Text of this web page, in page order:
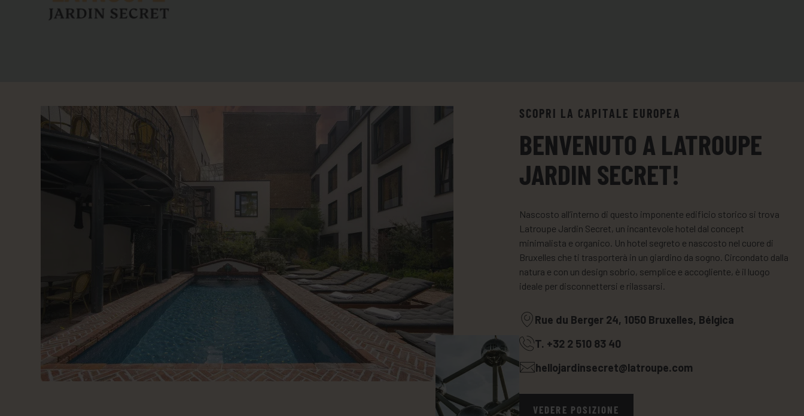
SCOPRI LA CAPITALE EUROPEA
BENVENUTO A LATROUPE
JARDIN SECRET!
Nascosto all’interno di questo imponente edificio storico si trova
Latroupe Jardin Secret, un incantevole hotel dal concept
minimalista e organico. Un hotel segreto e nascosto nel cuore di
Bruxelles che ti trasporterà in un giardino da sogno. Circondato dalla
natura e con un design sobrio, semplice e accogliente, è il luogo
ideale per disconnettersi e rilassarsi.
Rue du Berger 24, 1050 Bruxelles, Bélgica
T. +32 2 510 83 40
hellojardinsecret@latroupe.com
VEDERE POSIZIONE